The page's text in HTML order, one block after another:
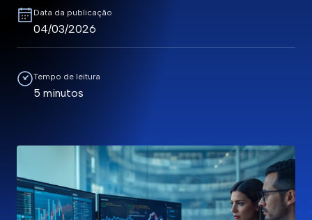
Data da publicação
04/03/2026
Tempo de leitura
5 minutos